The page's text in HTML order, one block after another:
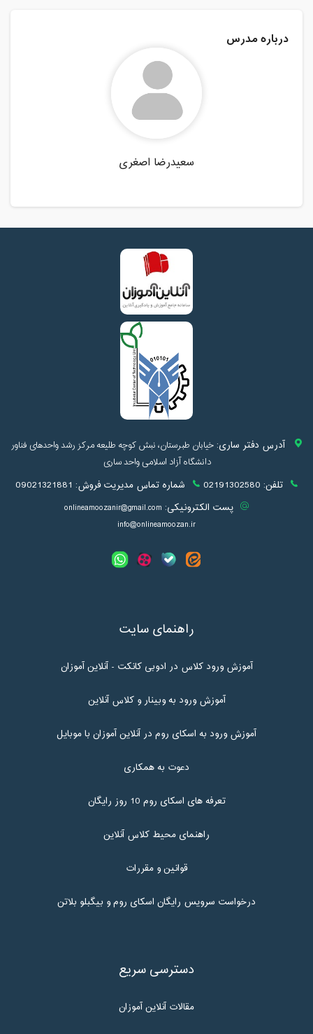
درباره مدرس
سعیدرضا اصغری
آدرس دفتر ساری:خیابان طبرستان، نبش کوچه طلیعه مرکز رشد واحدهای فناور
دانشگاه آزاد اسلامی واحد ساری
تلفن: 02191302580 شماره تماس مدیریت فروش: 09021321881
پست الکترونیکی: onlineamoozanir@gmail.com
info@onlineamoozan.ir
راهنمای سایت
آموزش ورود کلاس در ادوبی کانکت - آنلاین آموزان
آموزش ورود به وبینار و کلاس آنلاین
آموزش ورود به اسکای روم در آنلاین آموزان با موبایل
دعوت به همکاری
تعرفه های اسکای روم 10 روز رایگان
راهنمای محیط کلاس آنلاین
قوانین و مقررات
درخواست سرویس رایگان اسکای روم و بیگبلو بلاتن
دسترسی سریع
مقالات آنلاین آموزان